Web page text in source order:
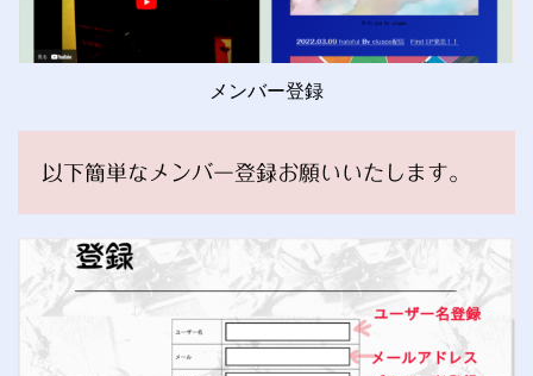
メンバー登録
以下簡単なメンバー登録お願いいたします。